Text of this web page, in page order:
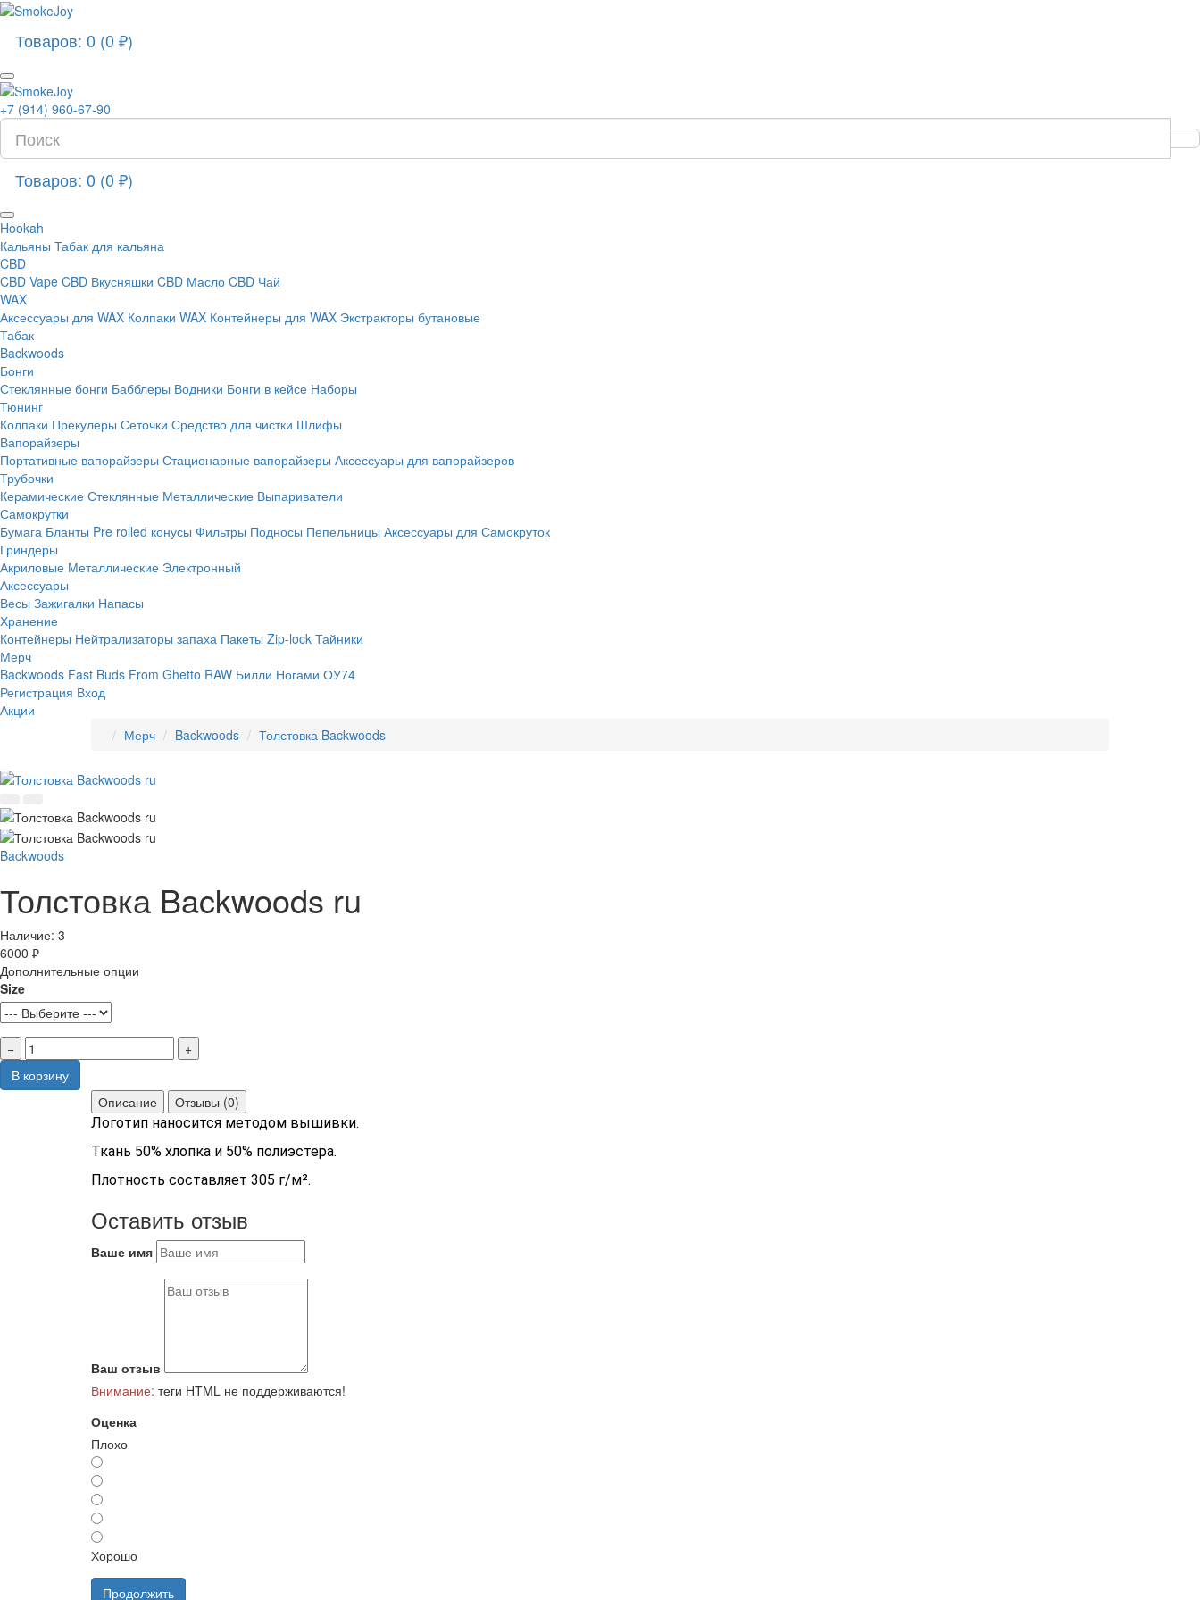
Товаров: 0 (0 ₽)
+7 (914) 960-67-90
Товаров: 0 (0 ₽)
Hookah
Кальяны Табак для кальяна
CBD
CBD Vape CBD Вкусняшки CBD Масло CBD Чай
WAX
Аксессуары для WAX Колпаки WAX Контейнеры для WAX Экстракторы бутановые
Табак
Backwoods
Бонги
Стеклянные бонги Бабблеры Водники Бонги в кейсе Наборы
Тюнинг
Колпаки Прекулеры Сеточки Средство для чистки Шлифы
Вапорайзеры
Портативные вапорайзеры Стационарные вапорайзеры Аксессуары для вапорайзеров
Трубочки
Керамические Стеклянные Металлические Выпариватели
Самокрутки
Бумага Бланты Pre rolled конусы Фильтры Подносы Пепельницы Аксессуары для Самокруток
Гриндеры
Акриловые Металлические Электронный
Аксессуары
Весы Зажигалки Напасы
Хранение
Контейнеры Нейтрализаторы запаха Пакеты Zip-lock Тайники
Мерч
Backwoods Fast Buds From Ghetto RAW Билли Ногами ОУ74
Регистрация Вход
Акции
Мерч
Backwoods Толстовка Backwoods
Backwoods
Толстовка Backwoods ru
Наличие: 3
6000 ₽
Дополнительные опции
Size
−
+
В корзину
Описание
Отзывы (0)
Логотип наносится методом вышивки.
Ткань 50% хлопка и 50% полиэстера.
Плотность составляет 305 г/м².
Оставить отзыв
Ваше имя
Ваш отзыв
Внимание: теги HTML не поддерживаются!
Оценка
Плохо
Хорошо
Продолжить